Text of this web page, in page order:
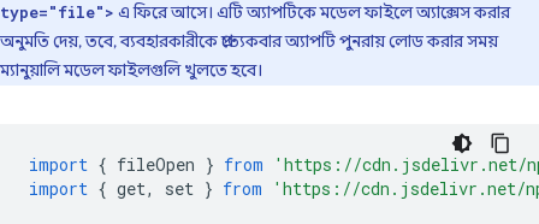
type="file"> এ ফিরে আসে। এটি অ্যাপটিকে মডেল ফাইলে অ্যাক্সেস করার
অনুমতি দেয়, তবে, ব্যবহারকারীকে প্রত্যেকবার অ্যাপটি পুনরায় লোড করার সময়
ম্যানুয়ালি মডেল ফাইলগুলি খুলতে হবে।
import { fileOpen } from
'https://cdn.jsdelivr.net/
import { get, set } from 'https://cdn.jsdelivr.net/